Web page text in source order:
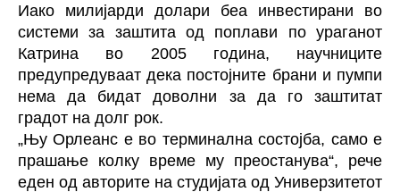
Иако милијарди долари беа инвестирани во
системи за заштита од поплави по ураганот
Катрина во 2005 година, научниците
предупредуваат дека постојните брани и пумпи
нема да бидат доволни за да го заштитат
градот на долг рок.
„Њу Орлеанс е во терминална состојба, само е
прашање колку време му преостанува“, рече
еден од авторите на студијата од Универзитетот